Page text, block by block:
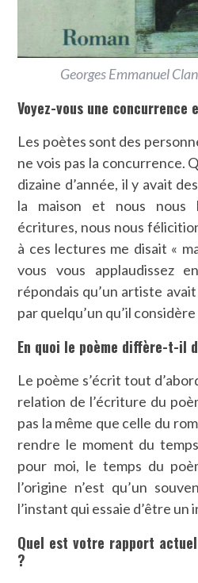
Georges Emmanuel
Voyez-vous une concurrence
Les poètes sont des
ne vois pas la concurrence.
dizaine d’année, il y avait
la maison et nous nous
écritures, nous nous
à ces lectures me disait «
vous vous applaudissez
répondais qu’un artiste
par quelqu’un qu’il
En quoi le poème diffère-t-il
Le poème s’écrit tout
relation de l’écriture du
pas la même que celle du
rendre le moment du
pour moi, le temps du
l’origine n’est qu’un
l’instant qui essaie d’être un
Quel est votre rapport
?